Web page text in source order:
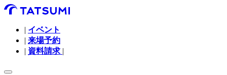
| イベント
| 来場予約
| 資料請求 |